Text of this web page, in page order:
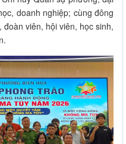
doanh nghiệp; cùng đông
viên, hội viên, học sinh,